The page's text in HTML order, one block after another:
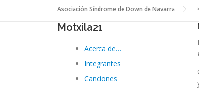
Asociación Síndrome de Down de Navarra >
Motxila21
Acerca de…
Integrantes
Canciones